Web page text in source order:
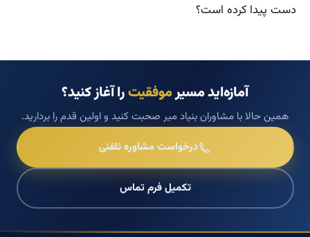
دست پیدا کرده است؟
آمازه‌اید مسیرموفقیترا آغاز کنید؟
همین حالا با مشاوران بنیاد میر صحبت کنید و اولین قدم را بردارید.
درخواست مشاوره تلفنی
تکمیل فرم تماس